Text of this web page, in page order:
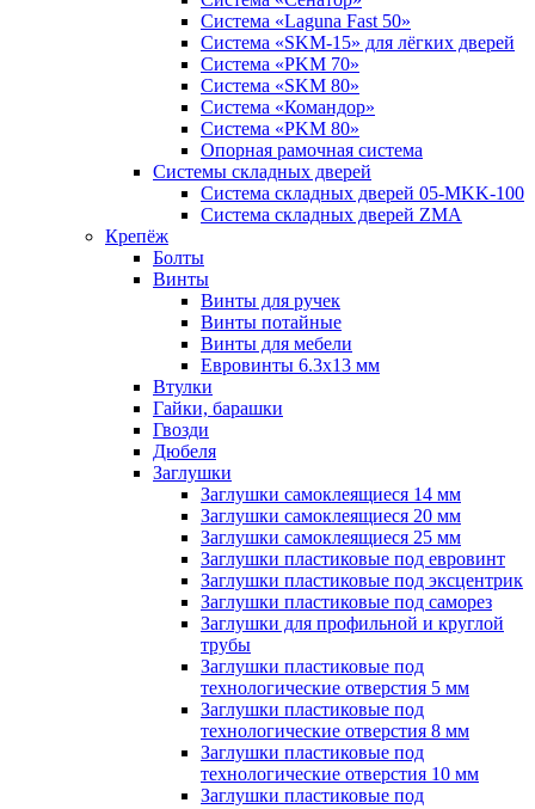
Система «Laguna Fast 50»
Система «SKM-15» для лёгких дверей
Система «PKM 70»
Система «SKM 80»
Система «Командор»
Система «PKM 80»
Опорная рамочная система
Системы складных дверей
Система складных дверей 05-MKK-100
Система складных дверей ZMA
Крепёж
Болты
Винты
Винты для ручек
Винты потайные
Винты для мебели
Евровинты 6.3х13 мм
Втулки
Гайки, барашки
Гвозди
Дюбеля
Заглушки
Заглушки самоклеящиеся 14 мм
Заглушки самоклеящиеся 20 мм
Заглушки самоклеящиеся 25 мм
Заглушки пластиковые под евровинт
Заглушки пластиковые под эксцентрик
Заглушки пластиковые под саморез
Заглушки для профильной и круглой
трубы
Заглушки пластиковые под
технологические отверстия 5 мм
Заглушки пластиковые под
технологические отверстия 8 мм
Заглушки пластиковые под
технологические отверстия 10 мм
Заглушки пластиковые под